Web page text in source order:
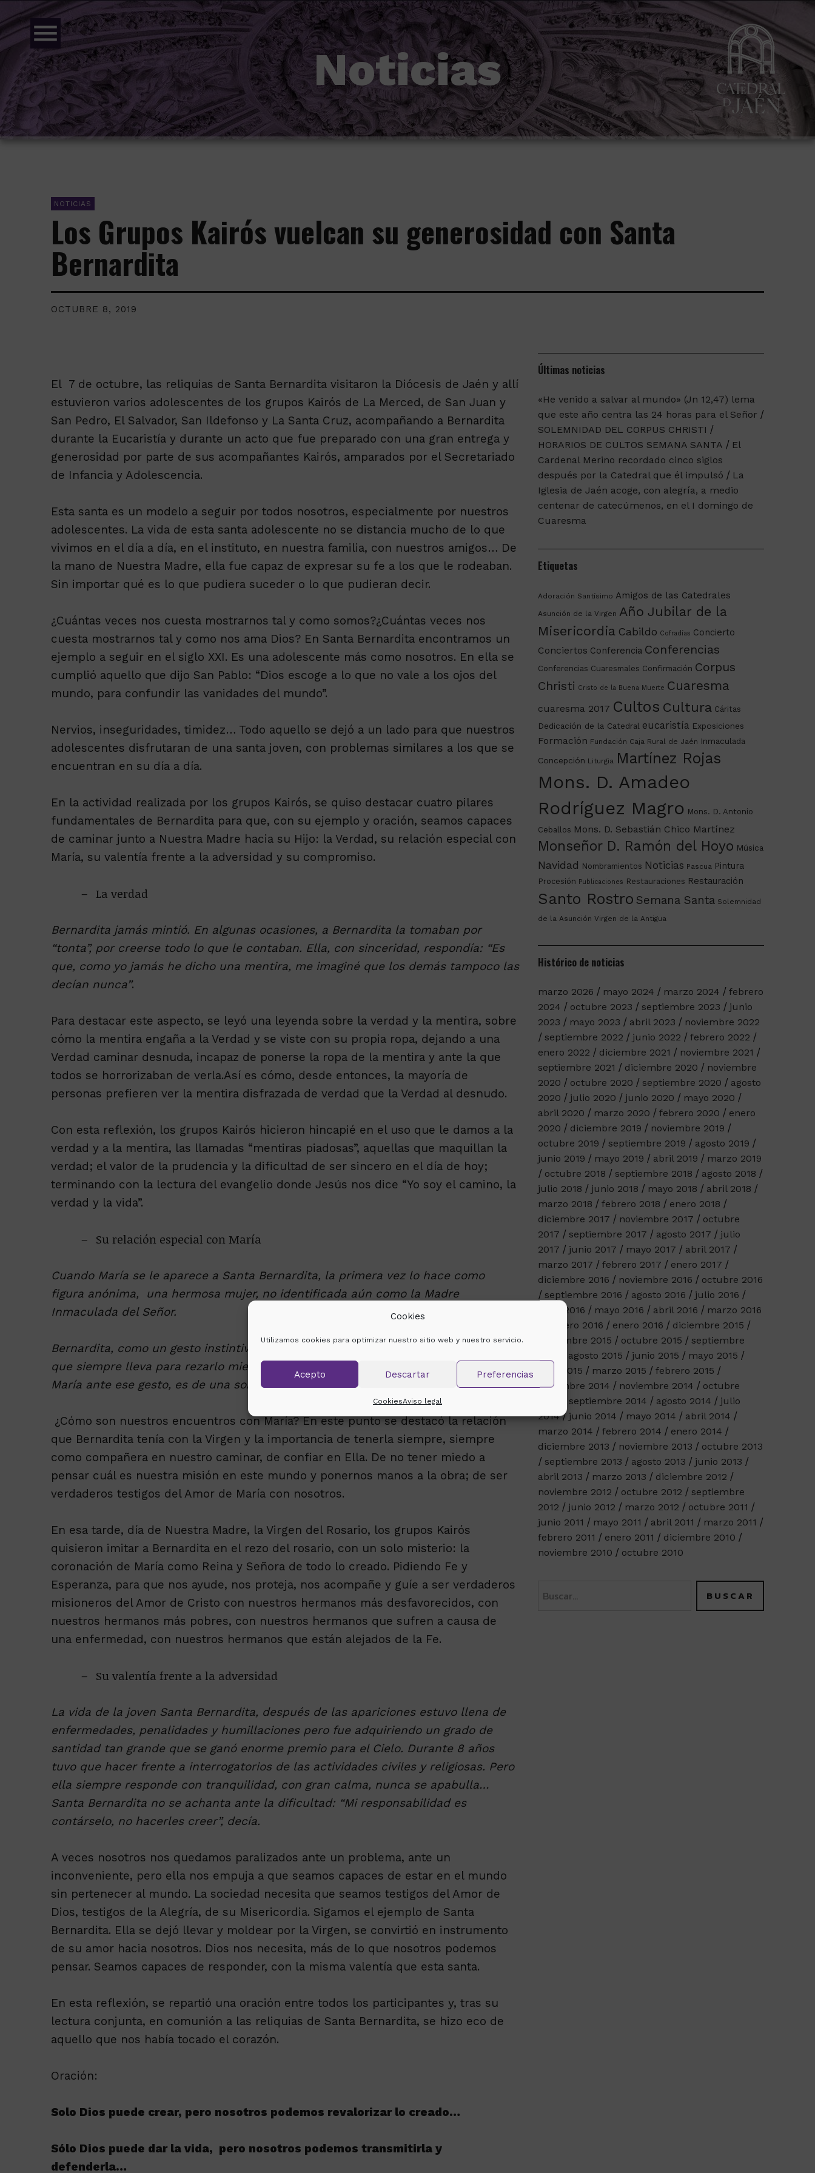
Cookies
Utilizamos cookies para optimizar nuestro sitio web y nuestro servicio.
Acepto Descartar Preferencias
CookiesAviso legal
menu
Noticias
NOTICIAS
Los Grupos Kairós vuelcan su generosidad con Santa
Bernardita
OCTUBRE 8, 2019
El 7 de octubre, las reliquias de Santa Bernardita visitaron la Diócesis de Jaén y allí
estuvieron varios adolescentes de los grupos Kairós de La Merced, de San Juan y
San Pedro, El Salvador, San Ildefonso y La Santa Cruz, acompañando a Bernardita
durante la Eucaristía y durante un acto que fue preparado con una gran entrega y
generosidad por parte de sus acompañantes Kairós, amparados por el Secretariado
de Infancia y Adolescencia.
Esta santa es un modelo a seguir por todos nosotros, especialmente por nuestros
adolescentes. La vida de esta santa adolescente no se distancia mucho de lo que
vivimos en el día a día, en el instituto, en nuestra familia, con nuestros amigos… De
la mano de Nuestra Madre, ella fue capaz de expresar su fe a los que le rodeaban.
Sin importar qué es lo que pudiera suceder o lo que pudieran decir.
¿Cuántas veces nos cuesta mostrarnos tal y como somos?¿Cuántas veces nos
cuesta mostrarnos tal y como nos ama Dios? En Santa Bernardita encontramos un
ejemplo a seguir en el siglo XXI. Es una adolescente más como nosotros. En ella se
cumplió aquello que dijo San Pablo: “Dios escoge a lo que no vale a los ojos del
mundo, para confundir las vanidades del mundo”.
Nervios, inseguridades, timidez… Todo aquello se dejó a un lado para que nuestros
adolescentes disfrutaran de una santa joven, con problemas similares a los que se
encuentran en su día a día.
En la actividad realizada por los grupos Kairós, se quiso destacar cuatro pilares
fundamentales de Bernardita para que, con su ejemplo y oración, seamos capaces
de caminar junto a Nuestra Madre hacia su Hijo: la Verdad, su relación especial con
María, su valentía frente a la adversidad y su compromiso.
La verdad
Bernardita jamás mintió. En algunas ocasiones, a Bernardita la tomaban por
“tonta”, por creerse todo lo que le contaban. Ella, con sinceridad, respondía: “Es
que, como yo jamás he dicho una mentira, me imaginé que los demás tampoco las
decían nunca”.
Para destacar este aspecto, se leyó una leyenda sobre la verdad y la mentira, sobre
cómo la mentira engaña a la Verdad y se viste con su propia ropa, dejando a una
Verdad caminar desnuda, incapaz de ponerse la ropa de la mentira y ante la que
todos se horrorizaban de verla.Así es cómo, desde entonces, la mayoría de
personas prefieren ver la mentira disfrazada de verdad que la Verdad al desnudo.
Con esta reflexión, los grupos Kairós hicieron hincapié en el uso que le damos a la
verdad y a la mentira, las llamadas “mentiras piadosas”, aquellas que maquillan la
verdad; el valor de la prudencia y la dificultad de ser sincero en el día de hoy;
terminando con la lectura del evangelio donde Jesús nos dice “Yo soy el camino, la
verdad y la vida”.
Su relación especial con María
Cuando María se le aparece a Santa Bernardita, la primera vez lo hace como
figura anónima, una hermosa mujer, no identificada aún como la Madre
Inmaculada del Señor.
Bernardita, como un gesto instintivo dictado por el miedo, echa mano al Rosario
que siempre lleva para rezarlo mientras cuida de las ovejas. La respuesta de
María ante ese gesto, es de una sonrisa y ternura que ella nunca olvidaría.
¿Cómo son nuestros encuentros con María? En este punto se destacó la relación
que Bernardita tenía con la Virgen y la importancia de tenerla siempre, siempre
como compañera en nuestro caminar, de confiar en Ella. De no tener miedo a
pensar cuál es nuestra misión en este mundo y ponernos manos a la obra; de ser
verdaderos testigos del Amor de María con nosotros.
En esa tarde, día de Nuestra Madre, la Virgen del Rosario, los grupos Kairós
quisieron imitar a Bernardita en el rezo del rosario, con un solo misterio: la
coronación de María como Reina y Señora de todo lo creado. Pidiendo Fe y
Esperanza, para que nos ayude, nos proteja, nos acompañe y guíe a ser verdaderos
misioneros del Amor de Cristo con nuestros hermanos más desfavorecidos, con
nuestros hermanos más pobres, con nuestros hermanos que sufren a causa de
una enfermedad, con nuestros hermanos que están alejados de la Fe.
Su valentía frente a la adversidad
La vida de la joven Santa Bernardita, después de las apariciones estuvo llena de
enfermedades, penalidades y humillaciones pero fue adquiriendo un grado de
santidad tan grande que se ganó enorme premio para el Cielo. Durante 8 años
tuvo que hacer frente a interrogatorios de las actividades civiles y religiosas. Pero
ella siempre responde con tranquilidad, con gran calma, nunca se apabulla…
Santa Bernardita no se achanta ante la dificultad: “Mi responsabilidad es
contárselo, no hacerles creer”, decía.
A veces nosotros nos quedamos paralizados ante un problema, ante un
inconveniente, pero ella nos empuja a que seamos capaces de estar en el mundo
sin pertenecer al mundo. La sociedad necesita que seamos testigos del Amor de
Dios, testigos de la Alegría, de su Misericordia. Sigamos el ejemplo de Santa
Bernardita. Ella se dejó llevar y moldear por la Virgen, se convirtió en instrumento
de su amor hacia nosotros. Dios nos necesita, más de lo que nosotros podemos
pensar. Seamos capaces de responder, con la misma valentía que esta santa.
En esta reflexión, se repartió una oración entre todos los participantes y, tras su
lectura conjunta, en comunión a las reliquias de Santa Bernardita, se hizo eco de
aquello que nos había tocado el corazón.
Oración:
Solo Dios puede crear, pero nosotros podemos revalorizar lo creado…
Sólo Dios puede dar la vida, pero nosotros podemos transmitirla y
defenderla…
Últimas noticias
«He venido a salvar al mundo» (Jn 12,47) lema
que este año centra las 24 horas para el Señor
SOLEMNIDAD DEL CORPUS CHRISTI
HORARIOS DE CULTOS SEMANA SANTA
El
Cardenal Merino recordado cinco siglos
después por la Catedral que él impulsó
La
Iglesia de Jaén acoge, con alegría, a medio
centenar de catecúmenos, en el I domingo de
Cuaresma
Etiquetas
Adoración Santísimo Amigos de las Catedrales
Asunción de la Virgen Año Jubilar de la
Misericordia Cabildo Cofradías Concierto
Conciertos Conferencia Conferencias
Conferencias Cuaresmales Confirmación Corpus
Christi Cristo de la Buena Muerte Cuaresma
cuaresma 2017 Cultos Cultura Cáritas
Dedicación de la Catedral eucaristía Exposiciones
Formación Fundación Caja Rural de Jaén Inmaculada
Concepción Liturgia Martínez Rojas
Mons. D. Amadeo
Rodríguez Magro Mons. D. Antonio
Ceballos Mons. D. Sebastián Chico Martínez
Monseñor D. Ramón del Hoyo Música
Navidad Nombramientos Noticias Pascua Pintura
Procesión Publicaciones Restauraciones Restauración
Santo Rostro Semana Santa Solemnidad
de la Asunción Virgen de la Antigua
Histórico de noticias
marzo 2026 mayo 2024 marzo 2024
febrero
2024
octubre 2023 septiembre 2023
junio
2023
mayo 2023 abril 2023
noviembre 2022
septiembre 2022
junio 2022
febrero 2022
enero 2022
diciembre 2021
noviembre 2021
septiembre 2021
diciembre 2020
noviembre
2020
octubre 2020 septiembre 2020
agosto
2020
julio 2020 junio 2020
mayo 2020
abril 2020
marzo 2020 febrero 2020
enero
2020
diciembre 2019
noviembre 2019
octubre 2019
septiembre 2019
agosto 2019
junio 2019
mayo 2019 abril 2019
marzo 2019
octubre 2018
septiembre 2018
agosto 2018
julio 2018
junio 2018 mayo 2018
abril 2018
marzo 2018
febrero 2018
enero 2018
diciembre 2017
noviembre 2017
octubre
2017
septiembre 2017 agosto 2017
julio
2017
junio 2017 mayo 2017
abril 2017
marzo 2017
febrero 2017
enero 2017
diciembre 2016
noviembre 2016
octubre 2016
septiembre 2016
agosto 2016
julio 2016
junio 2016
mayo 2016 abril 2016
marzo 2016
febrero 2016
enero 2016
diciembre 2015
noviembre 2015
octubre 2015
septiembre
agosto 2015 junio 2015
mayo 2015
abril 2015
marzo 2015
febrero 2015
diciembre 2014
noviembre 2014
octubre
septiembre 2014 agosto 2014
julio
2014
junio 2014 mayo 2014
abril 2014
marzo 2014
febrero 2014
enero 2014
diciembre 2013
noviembre 2013
octubre 2013
septiembre 2013
agosto 2013
junio 2013
abril 2013
marzo 2013
diciembre 2012
noviembre 2012
octubre 2012
septiembre
2012
junio 2012 marzo 2012
octubre 2011
junio 2011
mayo 2011 abril 2011
marzo 2011
febrero 2011
enero 2011
diciembre 2010
noviembre 2010
octubre 2010